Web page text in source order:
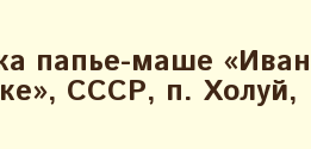
папье-маше
СССР, п. Холуй,